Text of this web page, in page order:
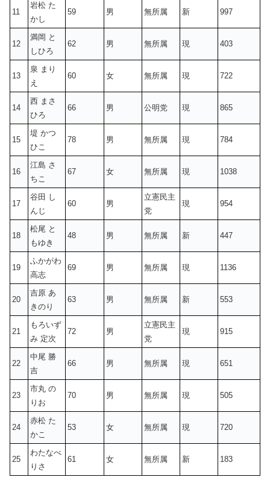
11
岩松 た
かし
59 男 無所属 新 997
12
満岡 と
しひろ
62 男 無所属 現 403
13
泉 まり
え
60 女 無所属 現 722
14
西 まさ
ひろ
66 男 公明党 現 865
15
堤 かつ
ひこ
78 男 無所属 現 784
16
江島 さ
ちこ
67 女 無所属 現 1038
17
谷田 し
んじ
60 男
立憲民主
党
現 954
18
松尾 と
もゆき
48 男 無所属 新 447
19
ふかがわ
高志
69 男 無所属 現 1136
20
吉原 あ
きのり
63 男 無所属 新 553
21
もろいず
み 定次
72 男
立憲民主
党
現 915
22
中尾 勝
吉
66 男 無所属 現 651
23
市丸 の
りお
70 男 無所属 現 505
24
赤松 た
かこ
53 女 無所属 現 720
25
わたなべ
りさ
61 女 無所属 新 183